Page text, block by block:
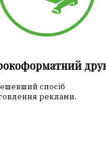
спосіб
реклами.